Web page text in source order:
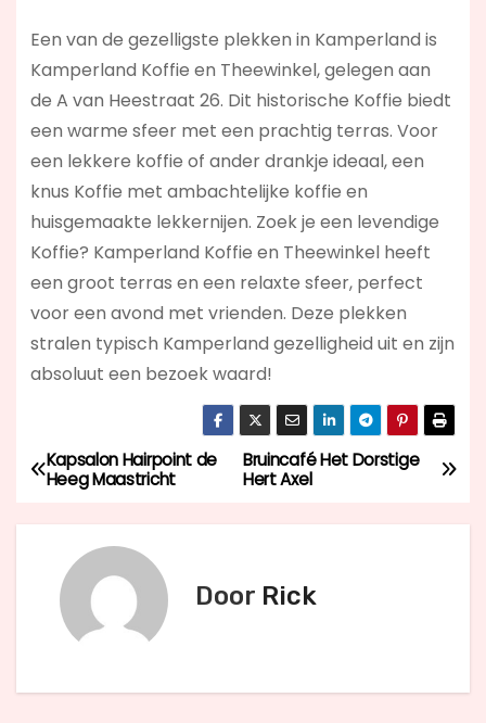
Een van de gezelligste plekken in Kamperland is
Kamperland Koffie en Theewinkel, gelegen aan
de A van Heestraat 26. Dit historische Koffie biedt
een warme sfeer met een prachtig terras. Voor
een lekkere koffie of ander drankje ideaal, een
knus Koffie met ambachtelijke koffie en
huisgemaakte lekkernijen. Zoek je een levendige
Koffie? Kamperland Koffie en Theewinkel heeft
een groot terras en een relaxte sfeer, perfect
voor een avond met vrienden. Deze plekken
stralen typisch Kamperland gezelligheid uit en zijn
absoluut een bezoek waard!
B
e
h
Bruincafé Het Dorstige
Hert Axel
Kapsalon Hairpoint de
Heeg Maastricht
Door Rick